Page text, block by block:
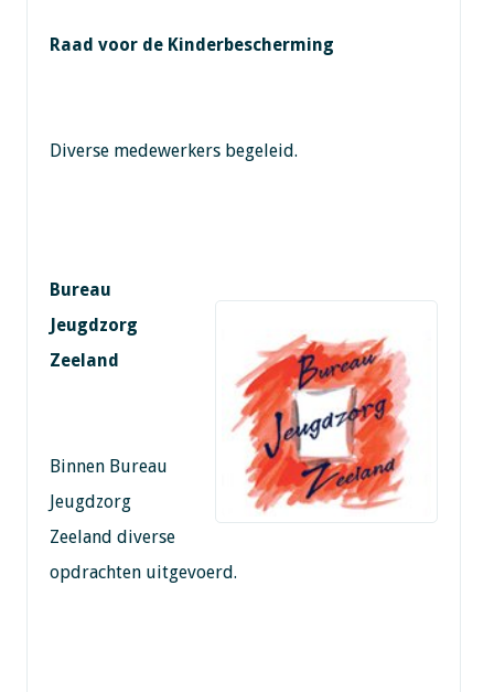
Raad voor de Kinderbescherming
Diverse medewerkers begeleid.
Bureau
Jeugdzorg
Zeeland
Binnen Bureau
Jeugdzorg
Zeeland diverse
opdrachten uitgevoerd.